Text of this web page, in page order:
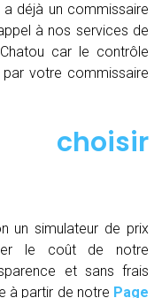
déjà un commissaire
à nos services de
car le contrôle
par votre commissaire
un simulateur de prix
le coût de notre
et sans frais
à partir de notre Page